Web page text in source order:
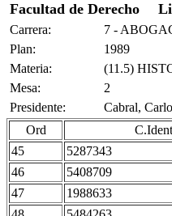
Facultad de Derecho
Carrera:
7 -
Plan:
1989
Materia:
(11.5)
Mesa:
2
Presidente:
Cabral,
Ord
C.Ident
45
5287343
46 5408709
47 1988633